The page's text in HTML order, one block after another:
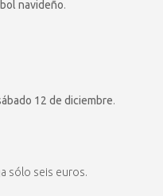
navideño.
12 de diciembre.
sólo seis euros.